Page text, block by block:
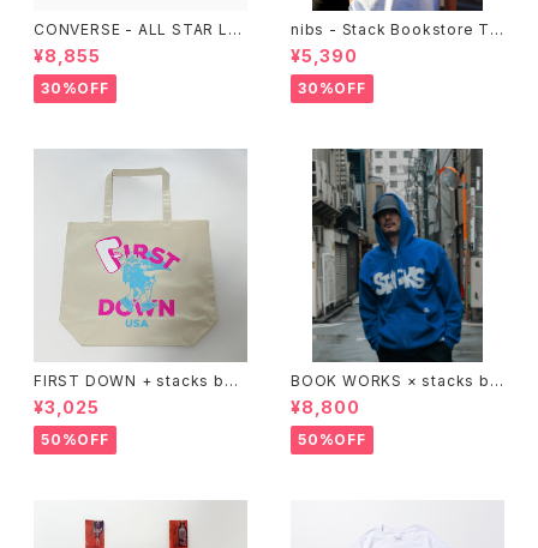
CONVERSE - ALL STAR LG
CY OX （ALL BLACK)
¥8,855
30%OFF
nibs - Stack Bookstore Te
e
¥5,390
30%OFF
FIRST DOWN + stacks boo
kstore BIG TOTE
¥3,025
50%OFF
BOOK WORKS × stacks bo
okstore "Jimbocho Beat Li
brary zip up hood"
¥8,800
50%OFF